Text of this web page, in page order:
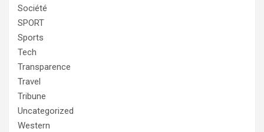
Société
SPORT
Sports
Tech
Transparence
Travel
Tribune
Uncategorized
Western